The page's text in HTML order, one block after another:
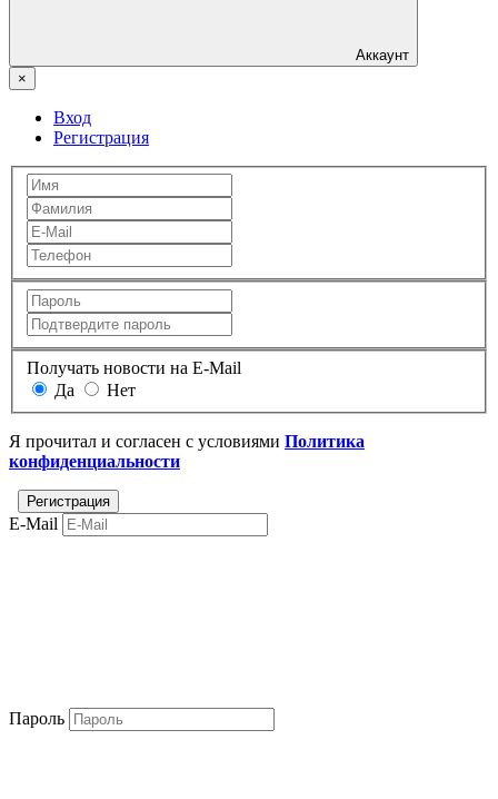
Аккаунт
×
Вход
Регистрация
Получать новости на E-Mail
Да
Нет
Я прочитал и согласен с условиями Политика
конфиденциальности
E-Mail
Пароль